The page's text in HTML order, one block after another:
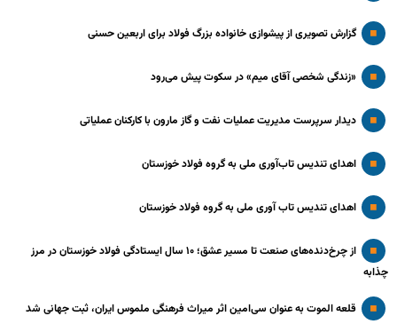
گزارش تصویری از پیشوازی خانواده بزرگ فولاد برای اربعین حسنی
«زندگی شخصی آقای میم» در سکوت پیش می‌رود
دیدار سرپرست مدیریت عملیات نفت و گاز مارون با کارکنان عملیاتی
اهدای تندیس تاب‌آوری ملی به گروه فولاد خوزستان
اهدای تندیس تاب آوری ملی به گروه فولاد خوزستان
از چرخ‌دنده‌های صنعت تا مسیر عشق؛ ۱۰ سال ایستادگی فولاد خوزستان در مرز
چذابه
قلعه الموت به عنوان سی‌امین اثر میراث‌ فرهنگی ملموس ایران، ثبت جهانی شد